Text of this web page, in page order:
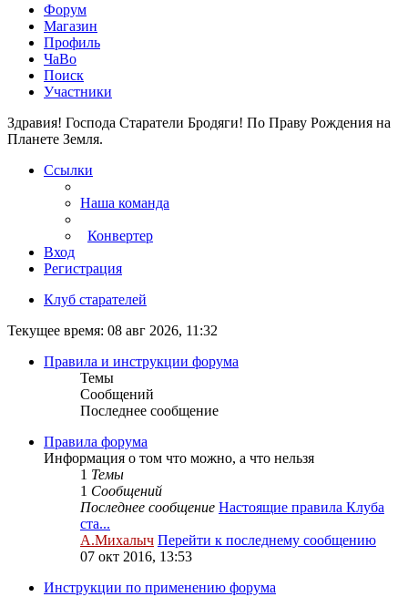
Форум
Магазин
Профиль
ЧаВо
Поиск
Участники
Здравия! Господа Старатели Бродяги! По Праву Рождения на
Планете Земля.
Ссылки
Наша команда
Конвертер
Вход
Регистрация
Клуб старателей
Текущее время: 08 авг 2026, 11:32
Правила и инструкции форума
Темы
Сообщений
Последнее сообщение
Правила форума
Информация о том что можно, а что нельзя
1 Темы
1 Сообщений
Последнее сообщение Настоящие правила Клуба
ста...
А.Михалыч Перейти к последнему сообщению
07 окт 2016, 13:53
Инструкции по применению форума